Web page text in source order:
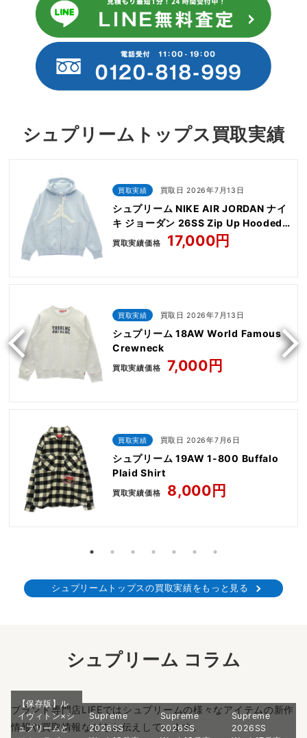
シュプリームトップス買取実績
買取実績 買取日 2026年7月13日
シュプリーム NIKE AIR JORDAN ナイ
キ ジョーダン 26SS Zip Up Hooded
Sweatshirt
買取実績価格 17,000円
買取実績 買取日 2026年7月13日
シュプリーム 18AW World Famous
Crewneck
買取実績価格 7,000円
買取実績 買取日 2026年7月6日
シュプリーム 19AW 1-800 Buffalo
Plaid Shirt
買取実績価格 8,000円
シュプリームトップスの買取実績をもっと見る
シュプリーム コラム
ブランド専門店LIFEではシュプリームの様々なアイテムの新作
情報や買取情報などをお伝えしています。
【保存版】ル
イヴィトン×シ
ュプリームと
Supreme
2026SS
Supreme
2026SS
Supreme
2026SS